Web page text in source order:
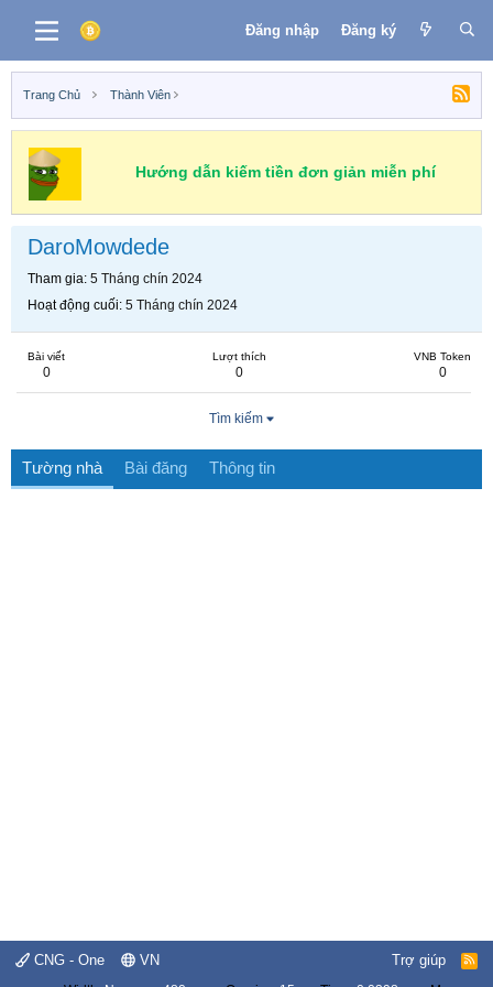
Đăng nhập Đăng ký
Trang Chủ Thành Viên
Hướng dẫn kiếm tiền đơn giản miễn phí
DaroMowdede
Tham gia 5 Tháng chín 2024
Hoạt động cuối 5 Tháng chín 2024
Bài viết
0
Lượt thích
0
VNB Token
0
Tìm kiếm
Tường nhà Bài đăng Thông tin
CNG - One VN Trợ giúp
R